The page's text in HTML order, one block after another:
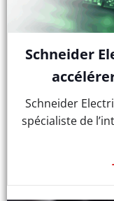
Schneider
Schneider
spécialiste de